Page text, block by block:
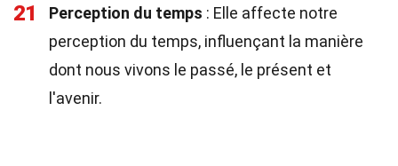
21 Perception du temps : Elle affecte notre
perception du temps, influençant la manière
dont nous vivons le passé, le présent et
l'avenir.